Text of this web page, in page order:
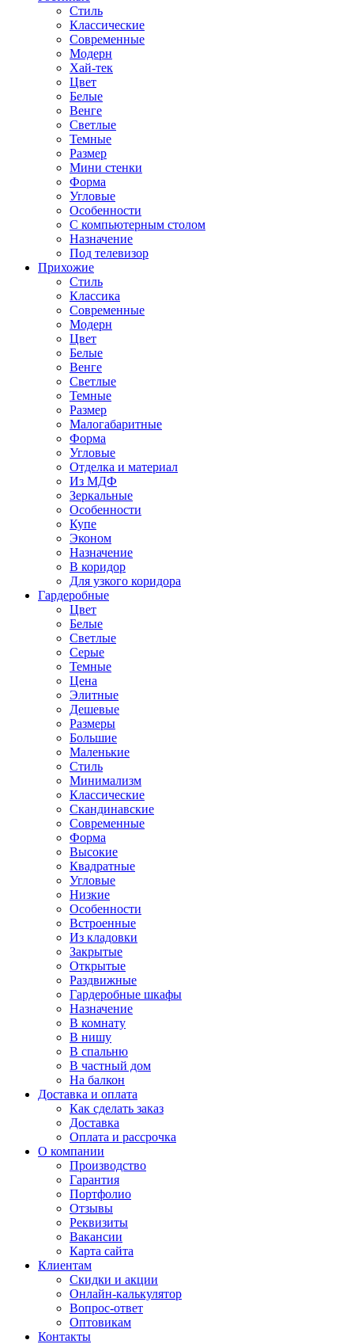
Стиль
Классические
Современные
Модерн
Хай-тек
Цвет
Белые
Венге
Светлые
Темные
Размер
Мини стенки
Форма
Угловые
Особенности
С компьютерным столом
Назначение
Под телевизор
Прихожие
Стиль
Классика
Современные
Модерн
Цвет
Белые
Венге
Светлые
Темные
Размер
Малогабаритные
Форма
Угловые
Отделка и материал
Из МДФ
Зеркальные
Особенности
Купе
Эконом
Назначение
В коридор
Для узкого коридора
Гардеробные
Цвет
Белые
Светлые
Серые
Темные
Цена
Элитные
Дешевые
Размеры
Большие
Маленькие
Стиль
Минимализм
Классические
Скандинавские
Современные
Форма
Высокие
Квадратные
Угловые
Низкие
Особенности
Встроенные
Из кладовки
Закрытые
Открытые
Раздвижные
Гардеробные шкафы
Назначение
В комнату
В нишу
В спальню
В частный дом
На балкон
Доставка и оплата
Как сделать заказ
Доставка
Оплата и рассрочка
О компании
Производство
Гарантия
Портфолио
Отзывы
Реквизиты
Вакансии
Карта сайта
Клиентам
Скидки и акции
Онлайн-калькулятор
Вопрос-ответ
Оптовикам
Контакты